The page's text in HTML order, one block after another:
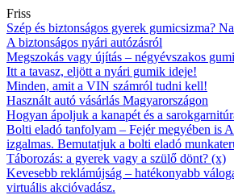
Friss
Szép és biztonságos gyerek gumicsizma?
A biztonságos nyári autózásról
Megszokás vagy újítás – négyévszakos
Itt a tavasz, eljött a nyári gumik ideje!
Minden, amit a VIN számról tudni kell!
Használt autó vásárlás Magyarországon
Hogyan ápoljuk a kanapét és a
Bolti eladó tanfolyam – Fejér megyében is
izgalmas. Bemutatjuk a bolti eladó
Táborozás: a gyerek vagy a szülő dönt? (x)
Kevesebb reklámújság – hatékonyabb
virtuális akcióvadász.